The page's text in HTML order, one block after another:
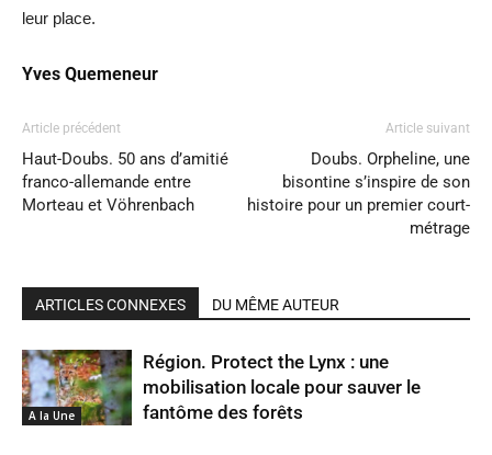
leur place.
Yves Quemeneur
Article précédent
Haut-Doubs. 50 ans d’amitié
franco-allemande entre
Morteau et Vöhrenbach
Article suivant
Doubs. Orpheline, une
bisontine s’inspire de son
histoire pour un premier court-
métrage
ARTICLES CONNEXES DU MÊME AUTEUR
A la Une
Région. Protect the Lynx : une
mobilisation locale pour sauver le
fantôme des forêts